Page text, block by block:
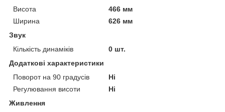
Висота
466 мм
Ширина
626 мм
Звук
Кількість динаміків
0 шт.
Додаткові характеристики
Поворот на 90 градусів
Ні
Регулювання висоти
Ні
Живлення